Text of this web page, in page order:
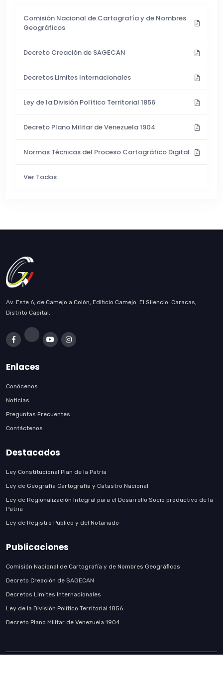
Comisión Nacional de Cartografía y de Nombres
Geográficos
Decreto Creación de SAGECAN
Decretos Limites Internacionales
Ley de la División Político Territorial 1856
Decreto Plano Militar de Venezuela 1904
Normas Técnicas del Proceso Cartográfico Digital
Ver Todos
Av. Este 6, de Camejo a Colón, Edificio Camejo. El Silencio. Caracas,
Distrito Capital.
Enlaces
Conócenos
Noticias
Preguntas Frecuentes
Contáctenos
Destacados
Ley Constitucional Plan de la Patria
Ley de Geografía Cartografía y Catastro Nacional
Ley de Regionalización Integral para el Desarrollo Socio productivo de la
Patria
Ley de Registro Publico y del Notariado
Publicaciones
Comisión Nacional de Cartografía y de Nombres Geográficos
Decreto Creación de SAGECAN
Decretos Limites Internacionales
Ley de la División Político Territorial 1856
Decreto Plano Militar de Venezuela 1904